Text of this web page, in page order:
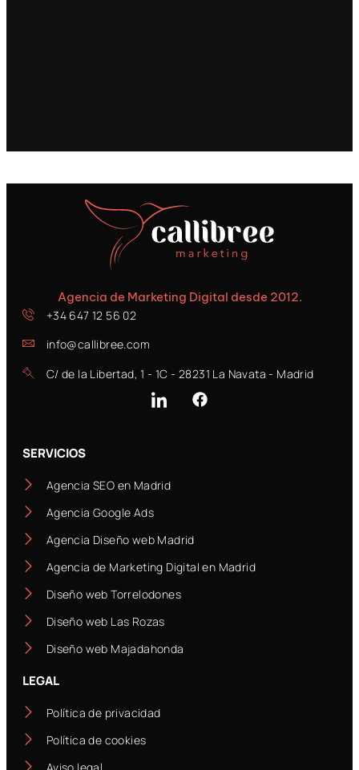
Agencia de Marketing Digital desde 2012.
+34 647 12 56 02
info@callibree.com
C/ de la Libertad, 1 - 1C - 28231 La Navata - Madrid
SERVICIOS
Agencia SEO en Madrid
Agencia Google Ads
Agencia Diseño web Madrid
Agencia de Marketing Digital en Madrid
Diseño web Torrelodones
Diseño web Las Rozas
Diseño web Majadahonda
LEGAL
Política de privacidad
Política de cookies